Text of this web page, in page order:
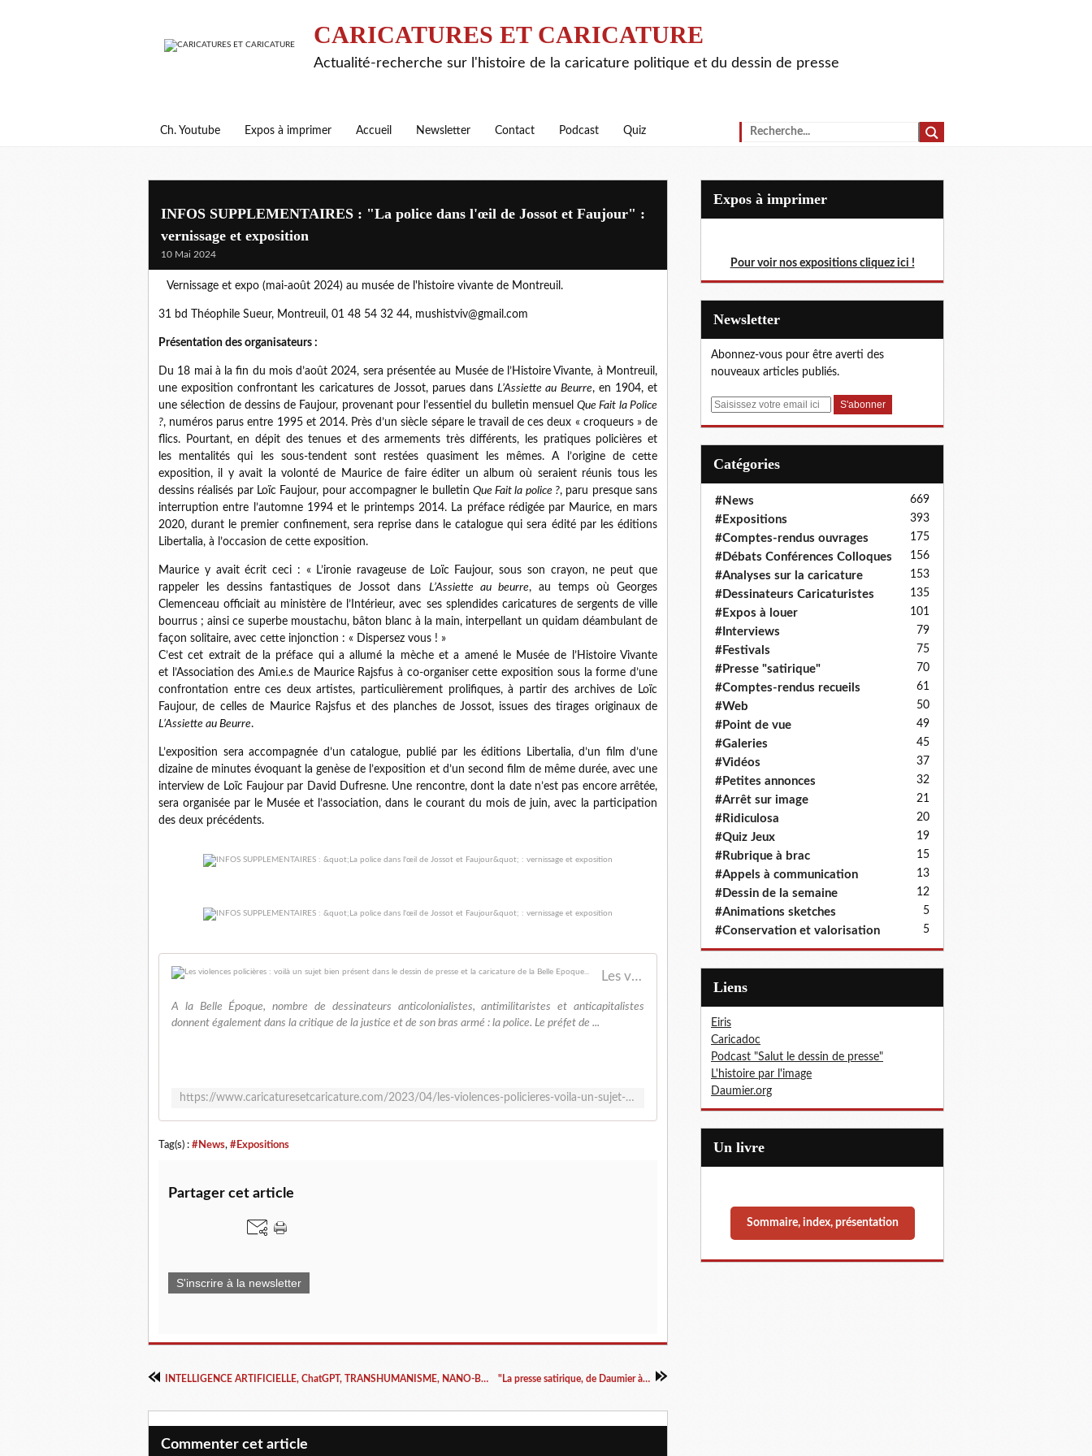
CARICATURES ET CARICATURE
Actualité-recherche sur l'histoire de la caricature politique et du dessin de presse
Ch. Youtube Expos à imprimer Accueil Newsletter Contact Podcast Quiz
INFOS SUPPLEMENTAIRES : "La police dans l'œil de Jossot et Faujour" :
vernissage et exposition
10 Mai 2024
Vernissage et expo (mai-août 2024) au musée de l'histoire vivante de Montreuil.
31 bd Théophile Sueur, Montreuil, 01 48 54 32 44, mushistviv@gmail.com
Présentation des organisateurs :
Du 18 mai à la fin du mois d’août 2024, sera présentée au Musée de l’Histoire Vivante, à Montreuil,
une exposition confrontant les caricatures de Jossot, parues dansL’Assiette au Beurre, en 1904, et
une sélection de dessins de Faujour, provenant pour l’essentiel du bulletin mensuelQue Fait la Police
?, numéros parus entre 1995 et 2014. Près d’un siècle sépare le travail de ces deux « croqueurs » de
flics. Pourtant, en dépit des tenues et des armements très différents, les pratiques policières et
les mentalités qui les sous-tendent sont restées quasiment les mêmes. A l’origine de cette
exposition, il y avait la volonté de Maurice de faire éditer un album où seraient réunis tous les
dessins réalisés par Loïc Faujour, pour accompagner le bulletin Que Fait la police ?, paru presque sans
interruption entre l’automne 1994 et le printemps 2014. La préface rédigée par Maurice, en mars
2020, durant le premier confinement, sera reprise dans le catalogue qui sera édité par les éditions
Libertalia, à l’occasion de cette exposition.
Maurice y avait écrit ceci : « L’ironie ravageuse de Loïc Faujour, sous son crayon, ne peut que
rappeler les dessins fantastiques de Jossot dans L’Assiette au beurre, au temps où Georges
Clemenceau officiait au ministère de l’Intérieur, avec ses splendides caricatures de sergents de ville
bourrus ; ainsi ce superbe moustachu, bâton blanc à la main, interpellant un quidam déambulant de
façon solitaire, avec cette injonction : « Dispersez vous ! »
C’est cet extrait de la préface qui a allumé la mèche et a amené le Musée de l’Histoire Vivante
et l’Association des Ami.e.s de Maurice Rajsfus à co-organiser cette exposition sous la forme d’une
confrontation entre ces deux artistes, particulièrement prolifiques, à partir des archives de Loïc
Faujour, de celles de Maurice Rajsfus et des planches de Jossot, issues des tirages originaux de
L’Assiette au Beurre.
L’exposition sera accompagnée d’un catalogue, publié par les éditions Libertalia, d’un film d’une
dizaine de minutes évoquant la genèse de l’exposition et d’un second film de même durée, avec une
interview de Loïc Faujour par David Dufresne. Une rencontre, dont la date n’est pas encore arrêtée,
sera organisée par le Musée et l’association, dans le courant du mois de juin, avec la participation
des deux précédents.
Les violences policières : voilà un sujet bien présent dans le dessin de presse et la caricature de la Belle Epoque...
A la Belle Époque, nombre de dessinateurs anticolonialistes, antimilitaristes et anticapitalistes
donnent également dans la critique de la justice et de son bras armé : la police. Le préfet de ...
https://www.caricaturesetcaricature.com/2023/04/les-violences-policieres-voila-un-sujet-bien-present-dans-le-dessin-de-presse-et-la-caricature-de-la-belle-epoque.html
Tag(s) : #News, #Expositions
Partager cet article
S'inscrire à la newsletter
INTELLIGENCE ARTIFICIELLE, ChatGPT, TRANSHUMANISME, NANO-BIOTECHNOLOGIES, exposition itinérante à imprimer "La presse satirique, de Daumier à Charlie", exposition à louer
Commenter cet article
Expos à imprimer
Pour voir nos expositions cliquez ici !
Newsletter
Abonnez-vous pour être averti des
nouveaux articles publiés.
E
Catégories
#News 669
#Expositions 393
#Comptes-rendus ouvrages 175
#Débats Conférences Colloques 156
#Analyses sur la caricature 153
#Dessinateurs Caricaturistes 135
#Expos à louer 101
#Interviews 79
#Festivals 75
#Presse "satirique" 70
#Comptes-rendus recueils 61
#Web 50
#Point de vue 49
#Galeries 45
#Vidéos 37
#Petites annonces 32
#Arrêt sur image 21
#Ridiculosa 20
#Quiz Jeux 19
#Rubrique à brac 15
#Appels à communication 13
#Dessin de la semaine 12
#Animations sketches 5
#Conservation et valorisation 5
Liens
Eiris
Caricadoc
Podcast "Salut le dessin de presse"
L'histoire par l'image
Daumier.org
Un livre
Sommaire, index, présentation